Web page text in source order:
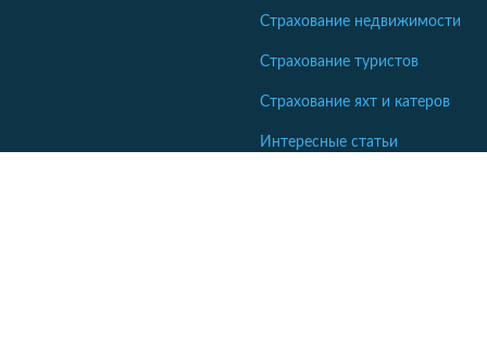
Страхование недвижимости
Страхование туристов
Страхование яхт и катеров
Интересные статьи